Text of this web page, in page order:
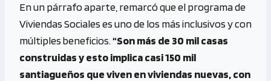
En un párrafo aparte, remarcó que el programa de
Viviendas Sociales es uno de los más inclusivos y con
múltiples beneficios.“Son más de 30 mil casas
construidas y esto implica casi 150 mil
santiagueños que viven en viviendas nuevas, con